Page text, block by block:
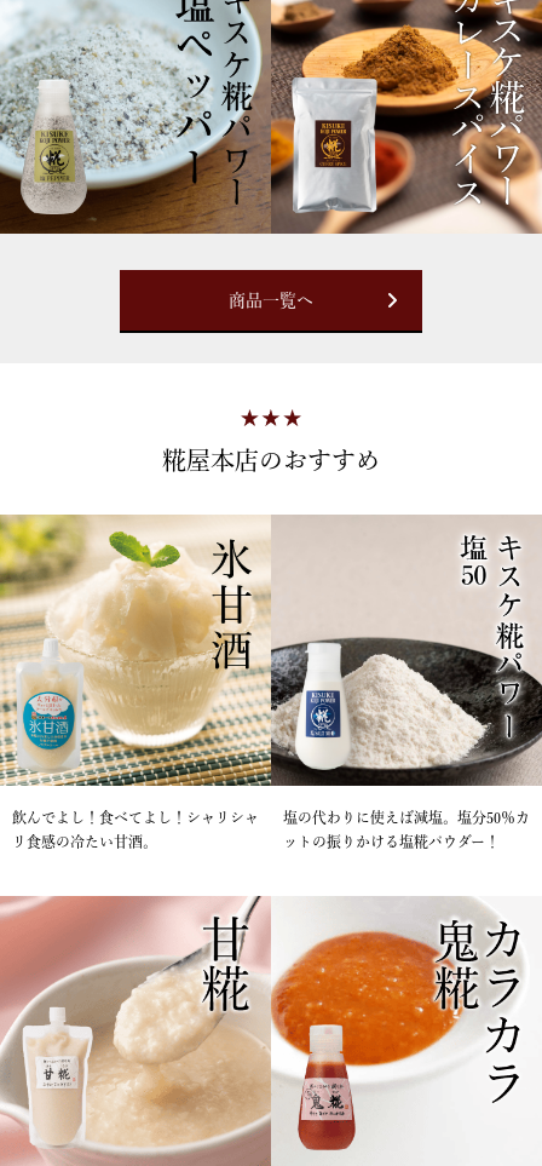
商品一覧へ
糀屋本店のおすすめ
飲んでよし！食べてよし！シャリシャ
リ食感の冷たい甘酒。
塩の代わりに使えば減塩。塩分50％カ
ットの振りかける塩糀パウダー！